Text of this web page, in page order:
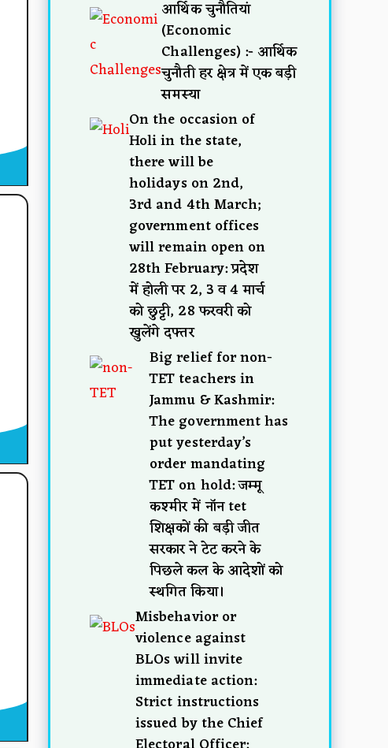
आर्थिक चुनौतियां
(Economic
Challenges) :- आर्थिक
चुनौती हर क्षेत्र में एक बड़ी
समस्या
On the occasion of
Holi in the state,
there will be
holidays on 2nd,
3rd and 4th March;
government offices
will remain open on
28th February: प्रदेश
में होली पर 2, 3 व 4 मार्च
को छुट्टी, 28 फरवरी को
खुलेंगे दफ्तर
Big relief for non-
TET teachers in
Jammu & Kashmir:
The government has
put yesterday’s
order mandating
TET on hold: जम्मू
कश्मीर में नॉन tet
शिक्षकों की बड़ी जीत
सरकार ने टेट करने के
पिछले कल के आदेशों को
स्थगित किया।
Misbehavior or
violence against
BLOs will invite
immediate action:
Strict instructions
issued by the Chief